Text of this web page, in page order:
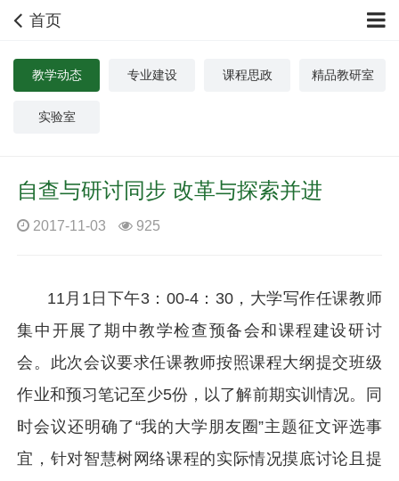
首页
教学动态 专业建设 课程思政 精品教研室
实验室
自查与研讨同步 改革与探索并进
2017-11-03 925
11月1日下午3：00-4：30，大学写作任课教师
集中开展了期中教学检查预备会和课程建设研讨
会。此次会议要求任课教师按照课程大纲提交班级
作业和预习笔记至少5份，以了解前期实训情况。同
时会议还明确了“我的大学朋友圈”主题征文评选事
宜，针对智慧树网络课程的实际情况摸底讨论且提